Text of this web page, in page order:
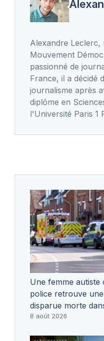
Alexandre Leclerc,
Mouvement
passionné de
France, il a décidé
journalisme après
diplôme en
l'Université Paris 1
Une femme autiste
police retrouve
disparue morte
8 août 2026